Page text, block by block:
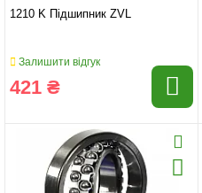
1210 K Підшипник ZVL
Залишити відгук
421 ₴